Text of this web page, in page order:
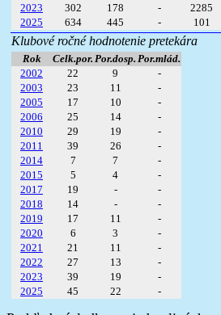
2023
302 178 - 2285
2025
634 445 - 101
Klubové ročné hodnotenie pretekára
Rok Celk.por. Por.dosp. Por.mlád.
2002
22 9
-
2003
23 11
-
2005
17 10
-
2006
25 14
-
2010
29 19
-
2011
39 26
-
2014
7 7
-
2015
5 4
-
2017
19 -
-
2018
14 -
-
2019
17 11
-
2020
6 3
-
2021
21 11
-
2022
27 13
-
2023
39 19
-
2025
45 22 -